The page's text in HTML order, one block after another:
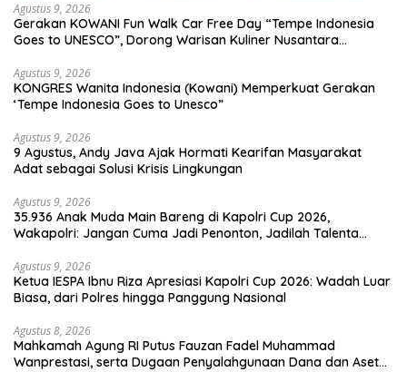
Agustus 9, 2026
Gerakan KOWANI Fun Walk Car Free Day “Tempe Indonesia
Goes to UNESCO”, Dorong Warisan Kuliner Nusantara
Agustus 9, 2026
KONGRES Wanita Indonesia (Kowani) Memperkuat Gerakan
‘Tempe Indonesia Goes to Unesco”
Agustus 9, 2026
9 Agustus, Andy Java Ajak Hormati Kearifan Masyarakat
Adat sebagai Solusi Krisis Lingkungan
Agustus 9, 2026
35.936 Anak Muda Main Bareng di Kapolri Cup 2026,
Wakapolri: Jangan Cuma Jadi Penonton, Jadilah Talenta
Agustus 9, 2026
Ketua IESPA Ibnu Riza Apresiasi Kapolri Cup 2026: Wadah Luar
Biasa, dari Polres hingga Panggung Nasional
Agustus 8, 2026
Mahkamah Agung RI Putus Fauzan Fadel Muhammad
Wanprestasi, serta Dugaan Penyalahgunaan Dana dan Aset